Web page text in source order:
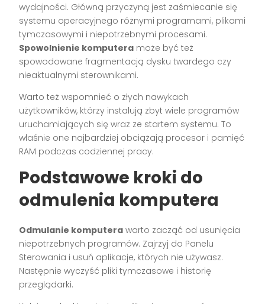
wydajności. Główną przyczyną jest zaśmiecanie się
systemu operacyjnego różnymi programami, plikami
tymczasowymi i niepotrzebnymi procesami.
Spowolnienie komputera może być też
spowodowane fragmentacją dysku twardego czy
nieaktualnymi sterownikami.
Warto też wspomnieć o złych nawykach
użytkowników, którzy instalują zbyt wiele programów
uruchamiających się wraz ze startem systemu. To
właśnie one najbardziej obciążają procesor i pamięć
RAM podczas codziennej pracy.
Podstawowe kroki do
odmulenia komputera
Odmulanie komputera warto zacząć od usunięcia
niepotrzebnych programów. Zajrzyj do Panelu
Sterowania i usuń aplikacje, których nie używasz.
Następnie wyczyść pliki tymczasowe i historię
przeglądarki.